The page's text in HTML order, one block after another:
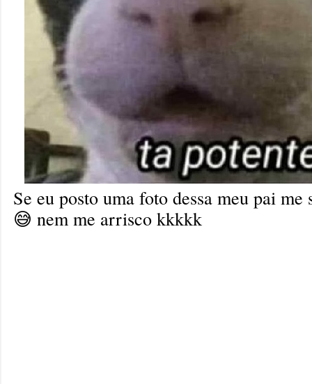
Se eu posto uma foto dessa meu pai
😅 nem me arrisco kkkkk